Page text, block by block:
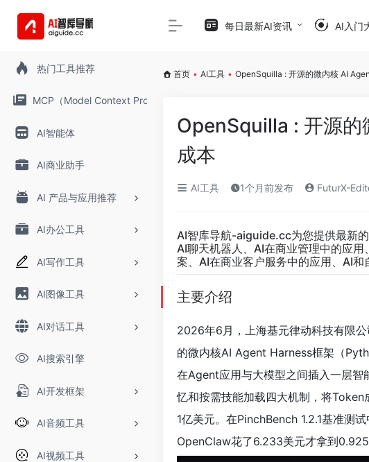
热门工具推荐
MCP（Model Context Protocol）
AI智能体
AI商业助手
AI 产品与应用推荐
AI办公工具
AI写作工具
AI图像工具
AI对话工具
AI搜索引擎
AI开发框架
AI音频工具
AI视频工具
每日最新AI资讯 AI入门
首页 • AI工具 • OpenSquilla : 开源的微内核 AI
OpenSquilla : 开源
成本
AI工具 1个月前发布 FuturX-
AI智库导航-aiguide.cc为您提供最新
AI聊天机器人、AI在商业管理中的应
案、AI在商业客户服务中的应用、AI和
主要介绍
2026年6月，上海基元律动科技有限
的微内核AI Agent Harness框架（
在Agent应用与大模型之间插入一层智
忆和按需技能加载四大机制，将
1亿美元。在PinchBench 1.2.1基准测
OpenClaw花了6.233美元才拿到